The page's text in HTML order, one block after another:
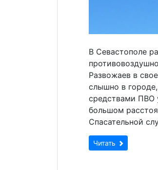
В Севастополе
Развожаев в
слышно в
средствами ПВО
большом
Спасательной
Читать